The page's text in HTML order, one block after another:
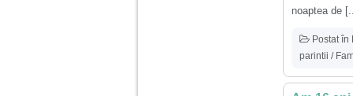
noaptea de
Postat în
parintii /